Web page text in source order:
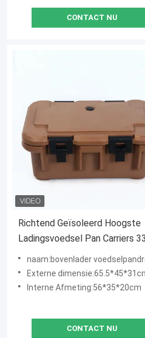
CONTACT NU
Richtend Geïsoleerd Hoogste
Ladingsvoedsel Pan Carriers
naam:bovenlader
Externe
Interne Afmeting:56*35*20cm
CONTACT NU